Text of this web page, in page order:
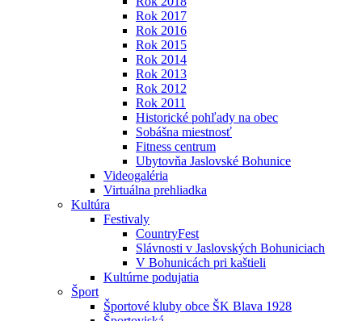
Rok 2017
Rok 2016
Rok 2015
Rok 2014
Rok 2013
Rok 2012
Rok 2011
Historické pohľady na obec
Sobášna miestnosť
Fitness centrum
Ubytovňa Jaslovské Bohunice
Videogaléria
Virtuálna prehliadka
Kultúra
Festivaly
CountryFest
Slávnosti v Jaslovských Bohuniciach
V Bohunicách pri kaštieli
Kultúrne podujatia
Šport
Športové kluby obce ŠK Blava 1928